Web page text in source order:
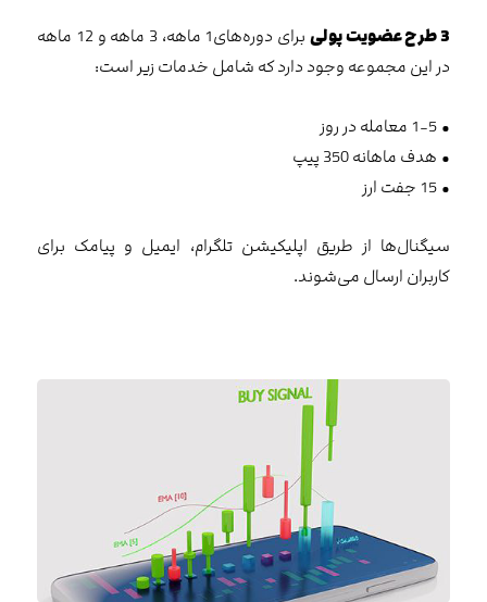
3 طرح عضویت پولی
برای دوره‌های1 ماهه، 3 ماهه و 12 ماهه
در این مجموعه وجود دارد که شامل خدمات زیر است:
• 1-5 معامله در روز
• هدف ماهانه 350 پیپ
• 15 جفت ارز
سیگنال‌ها از طریق اپلیکیشن تلگرام، ایمیل و پیامک برای
کاربران ارسال می‌شوند.